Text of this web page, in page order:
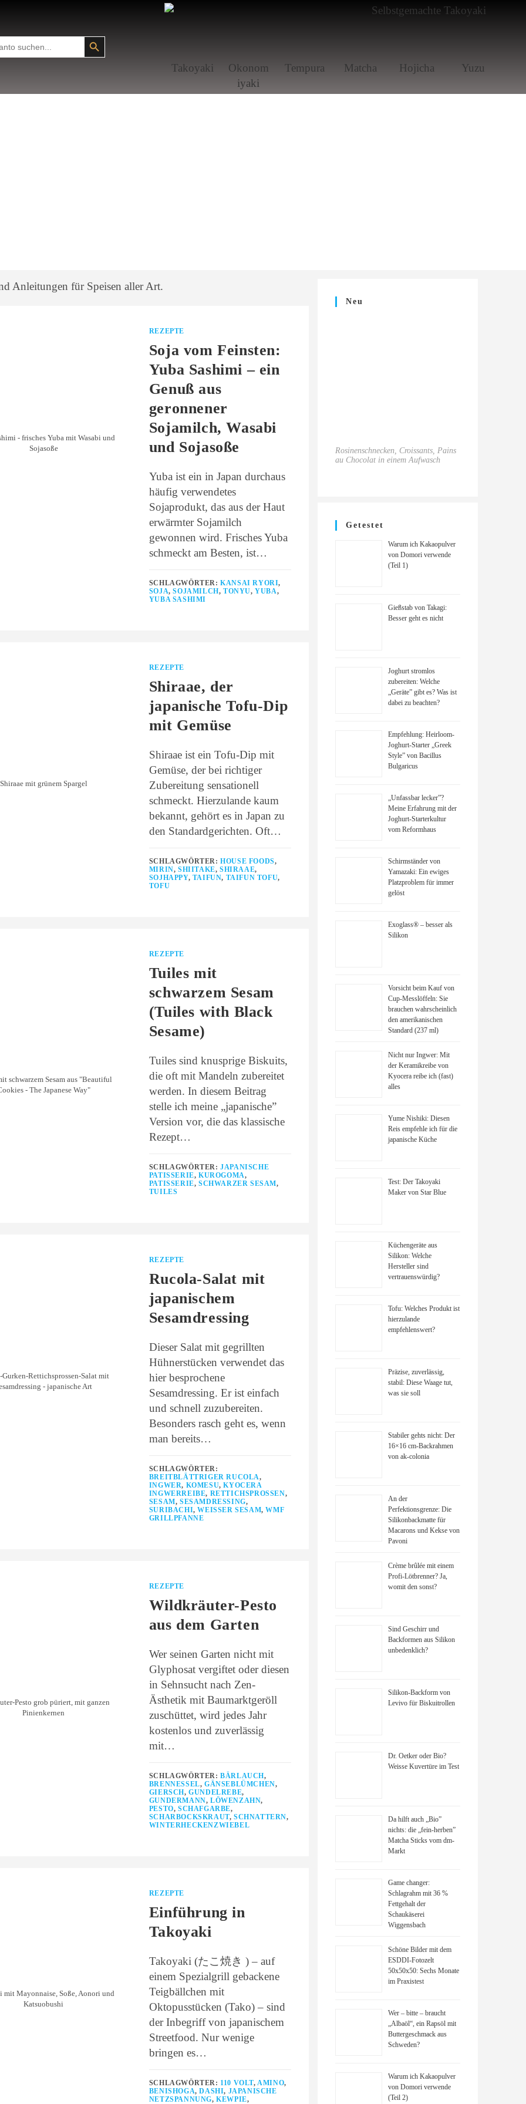
SEARCH BUTTON
Tako­yaki
Okonom
i­yaki
Tem­pura Matcha Hoji­cha Yuzu
Anleitungen für Speisen aller Art.
- frisches Yuba mit Wasabi und
Sojasoße
REZEPTE
Soja vom Feinsten:
Yuba Sashimi – ein
Genuß aus
geronnener
Sojamilch, Wasabi
und Sojasoße
Yuba ist ein in Japan durchaus
häufig verwendetes
Sojaprodukt, das aus der Haut
erwärmter Sojamilch
gewonnen wird. Frisches Yuba
schmeckt am Besten, ist…
SCHLAGWÖRTER:KANSAI RYORI,
SOJA,SOJAMILCH, TONYU,YUBA,
YUBA SASHIMI
Shiraae mit grünem Spargel
REZEPTE
Shiraae, der
japanische Tofu-Dip
mit Gemüse
Shiraae ist ein Tofu-Dip mit
Gemüse, der bei richtiger
Zubereitung sensationell
schmeckt. Hierzulande kaum
bekannt, gehört es in Japan zu
den Standardgerichten. Oft…
SCHLAGWÖRTER:HOUSE FOODS,
MIRIN, SHIITAKE, SHIRAAE,
SOJHAPPY, TAIFUN, TAIFUN TOFU,
TOFU
schwarzem Sesam aus "Beautiful
- The Japanese Way"
REZEPTE
Tuiles mit
schwarzem Sesam
(Tuiles with Black
Sesame)
Tuiles sind knusprige Biskuits,
die oft mit Mandeln zubereitet
werden. In diesem Beitrag
stelle ich meine „japanische”
Version vor, die das klassische
Rezept…
SCHLAGWÖRTER:JAPANISCHE
PATISSERIE, KUROGOMA,
PATISSERIE, SCHWARZER SESAM,
TUILES
Gurken-Rettichsprossen-Salat mit
- japanische Art
REZEPTE
Rucola-Salat mit
japanischem
Sesamdressing
Dieser Salat mit gegrillten
Hühnerstücken verwendet das
hier besprochene
Sesamdressing. Er ist einfach
und schnell zuzubereiten.
Besonders rasch geht es, wenn
man bereits…
SCHLAGWÖRTER:
BREITBLÄTTRIGER RUCOLA,
INGWER, KOMESU,KYOCERA
INGWERREIBE, RETTICHSPROSSEN,
SESAM, SESAMDRESSING,
SURIBACHI,WEISSER SESAM ,WMF
GRILLPFANNE
Pesto grob püriert, mit ganzen
Pinienkernen
REZEPTE
Wildkräuter-Pesto
aus dem Garten
Wer seinen Garten nicht mit
Glyphosat vergiftet oder diesen
in Sehnsucht nach Zen-
Ästhetik mit Baumarktgeröll
zuschüttet, wird jedes Jahr
kostenlos und zuverlässig
mit…
SCHLAGWÖRTER:BÄRLAUCH,
BRENNESSEL, GÄNSEBLÜMCHEN,
GIERSCH,GUNDELREBE,
GUNDERMANN, LÖWENZAHN,
PESTO, SCHAFGARBE,
SCHARBOCKSKRAUT, SCHNATTERN,
WINTERHECKENZWIEBEL
mit Mayonnaise, Soße, Aonori und
Katsuobushi
REZEPTE
Einführung in
Takoyaki
Takoyaki (たこ焼き ) – auf
einem Spezialgrill gebackene
Teigbällchen mit
Oktopusstücken (Tako) – sind
der Inbegriff von japanischem
Streetfood. Nur wenige
bringen es…
SCHLAGWÖRTER: 110 VOLT, AMINO,
BENISHOGA,DASHI, JAPANISCHE
NETZSPANNUNG,KEWPIE,
Neu
Rosinenschnecken, Croissants, Pains
au Chocolat in einem Aufwasch
Getestet
Warum ich Kakaopulver
von Domori verwende
(Teil 1)
Gießstab von Takagi:
Besser geht es nicht
Joghurt stromlos
zubereiten: Welche
„Geräte” gibt es? Was ist
dabei zu beachten?
Empfehlung: Heirloom-
Joghurt-Starter „Greek
Style” von Bacillus
Bulgaricus
„Unfassbar lecker”?
Meine Erfahrung mit der
Joghurt-Starterkultur
vom Reformhaus
Schirmständer von
Yamazaki: Ein ewiges
Platzproblem für immer
gelöst
Exoglass® – besser als
Silikon
Vorsicht beim Kauf von
Cup-Messlöffeln: Sie
brauchen wahrscheinlich
den amerikanischen
Standard (237 ml)
Nicht nur Ingwer: Mit
der Keramikreibe von
Kyocera reibe ich (fast)
alles
Yume Nishiki: Diesen
Reis empfehle ich für die
japanische Küche
Test: Der Takoyaki
Maker von Star Blue
Küchengeräte aus
Silikon: Welche
Hersteller sind
vertrauenswürdig?
Tofu: Welches Produkt ist
hierzulande
empfehlenswert?
Präzise, zuverlässig,
stabil: Diese Waage tut,
was sie soll
Stabiler gehts nicht: Der
16×16 cm-Backrahmen
von ak-colonia
An der
Perfektionsgrenze: Die
Silikonbackmatte für
Macarons und Kekse von
Pavoni
Crème brûlée mit einem
Profi-Lötbrenner? Ja,
womit den sonst?
Sind Geschirr und
Backformen aus Silikon
unbedenklich?
Silikon-Backform von
Levivo für Biskuitrollen
Dr. Oetker oder Bio?
Weisse Kuvertüre im Test
Da hilft auch „Bio”
nichts: die „fein-herben”
Matcha Sticks vom dm-
Markt
Game changer:
Schlagrahm mit 36 %
Fettgehalt der
Schaukäserei
Wiggensbach
Schöne Bilder mit dem
ESDDI-Fotozelt
50x50x50: Sechs Monate
im Praxistest
Wer – bitte – braucht
„Albaöl“, ein Rapsöl mit
Buttergeschmack aus
Schweden?
Warum ich Kakaopulver
von Domori verwende
(Teil 2)